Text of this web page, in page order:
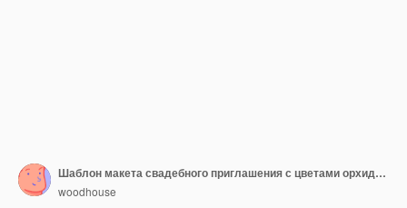
Шаблон макета свадебного приглашения с цветами орхидеи.
woodhouse